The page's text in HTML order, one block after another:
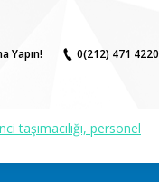
Yapın! 0(212) 471 4220